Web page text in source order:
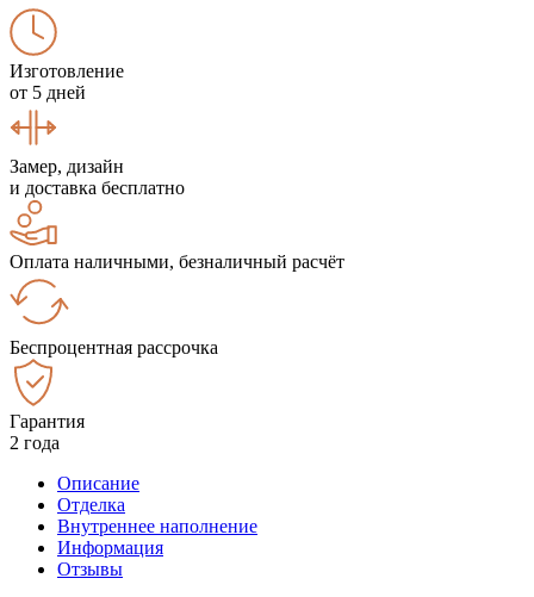
Изготовление
от 5 дней
Замер, дизайн
и доставка бесплатно
Оплата наличными, безналичный расчёт
Беспроцентная рассрочка
Гарантия
2 года
Описание
Отделка
Внутреннее наполнение
Информация
Отзывы